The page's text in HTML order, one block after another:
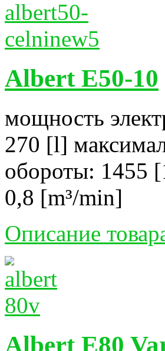
Albert E50-10
мощность
270 [l]
обороты: 1455
0,8 [m³/min]
Описание
Albert E80